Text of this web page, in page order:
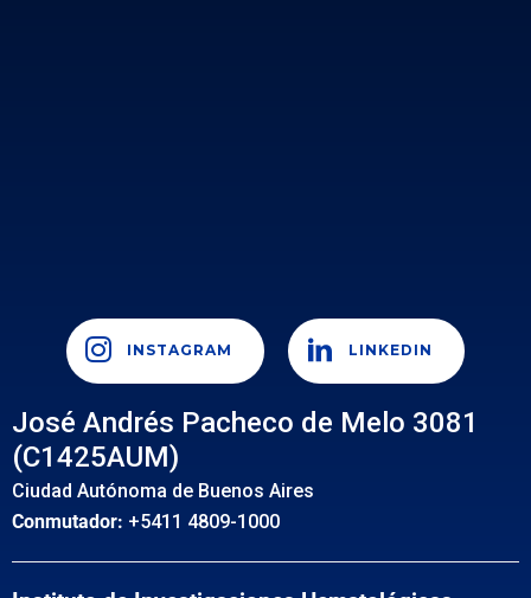
INSTAGRAM LINKEDIN
José Andrés Pacheco de Melo 3081
(C1425AUM)
Ciudad Autónoma de Buenos Aires
Conmutador: +5411 4809-1000